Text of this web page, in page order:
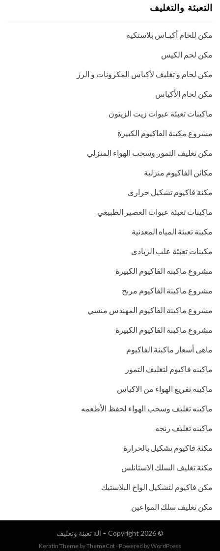
التعبئة والتغليف
مكن للحام أكيـاس بلاستكيه
مكن لحم الكيس
مكن لحام و تغليف لأكياس المكرونات و الرز
مكن لحام الأكياس
ماكينات تعبئة عبوات زيت الزيتون
مشروع مكينة الفاكيوم الكبيرة
مكن تغليف التمور وسحب الهواء المنزلي
مكائن الفاكيوم منزلية
مكنة فاكيوم تشكيل حرارى
ماكينات تعبئة عبوات العصير الطبيعي
مكينة تعبئة المياه المعدنية
مكينات تعبئة علب الزبادى
مشروع ماكينه الفاكيوم الكبيرة
مشروع ماكينة الفاكيوم مربح
مشروع ماكينة الفاكيوم المهندس منسي
مشروع ماكينة الفاكيوم الكبيرة
ماهى أسعار ماكبنة الفاكيوم
ماكينه فاكيوم لتغليف التمور
ماكينه تفريغ الهواء من الاكياس
ماكينه تغليف وسحب الهواء لحفظ الأطعمه
ماكينه تغليف رنجه
مكنة فاكيوم تشكيل بالحرارة
مكنة تغليف السلك الاستانلس
مكن فاكيوم لتشكيل الواح البلاستيك
مكن تغليف سلك المواعين
© Copyright 2026 – الة تعبئة وتغليف
Keratin Theme byThemeCot ⋅ Powered byWordPress